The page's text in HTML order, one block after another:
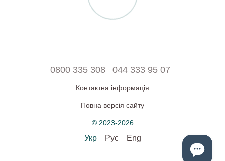
0800 335 308 044 333 95 07
Контактна інформація
Повна версія сайту
© 2023-2026
Укр Рус Eng